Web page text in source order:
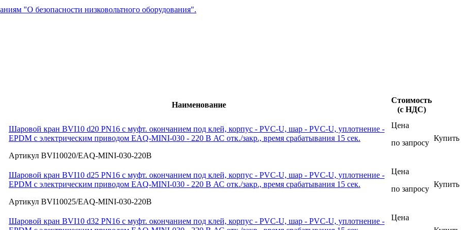
"О безопасности низковольтного оборудования".
Наименование
Стоимость
(с НДС)
Шаровой кран BVI10 d20 PN16 с муфт. окончанием под клей, корпус - PVC-U, шар - PVC-U, уплотнение -
EPDM с электрическим приводом EAQ-MINI-030 - 220 В АС отк./закр., время срабатывания 15 сек.
Артикул BVI10020/EAQ-MINI-030-220В
Цена
по запросу
Купить
Шаровой кран BVI10 d25 PN16 с муфт. окончанием под клей, корпус - PVC-U, шар - PVC-U, уплотнение -
EPDM с электрическим приводом EAQ-MINI-030 - 220 В АС отк./закр., время срабатывания 15 сек.
Артикул BVI10025/EAQ-MINI-030-220В
Цена
по запросу
Купить
Шаровой кран BVI10 d32 PN16 с муфт. окончанием под клей, корпус - PVC-U, шар - PVC-U, уплотнение -
Цена